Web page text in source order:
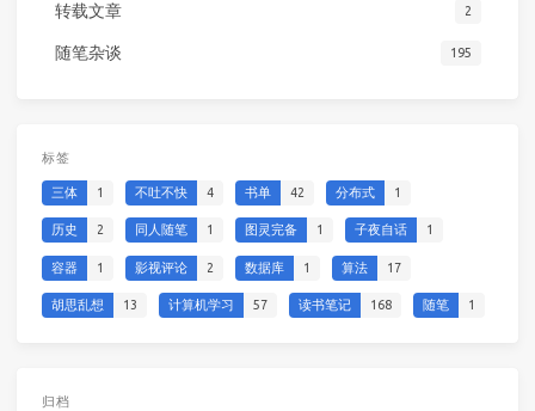
转载文章 2
随笔杂谈 195
标签
三体 1 不吐不快 4 书单 42 分布式 1
历史 2 同人随笔 1 图灵完备 1 子夜自话 1
容器 1 影视评论 2 数据库 1 算法 17
胡思乱想 13 计算机学习 57 读书笔记 168 随笔 1
归档